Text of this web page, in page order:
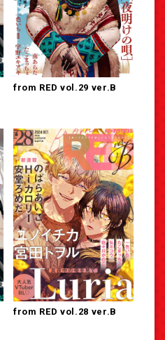
from RED vol.29 ver.B
from RED vol.28 ver.B